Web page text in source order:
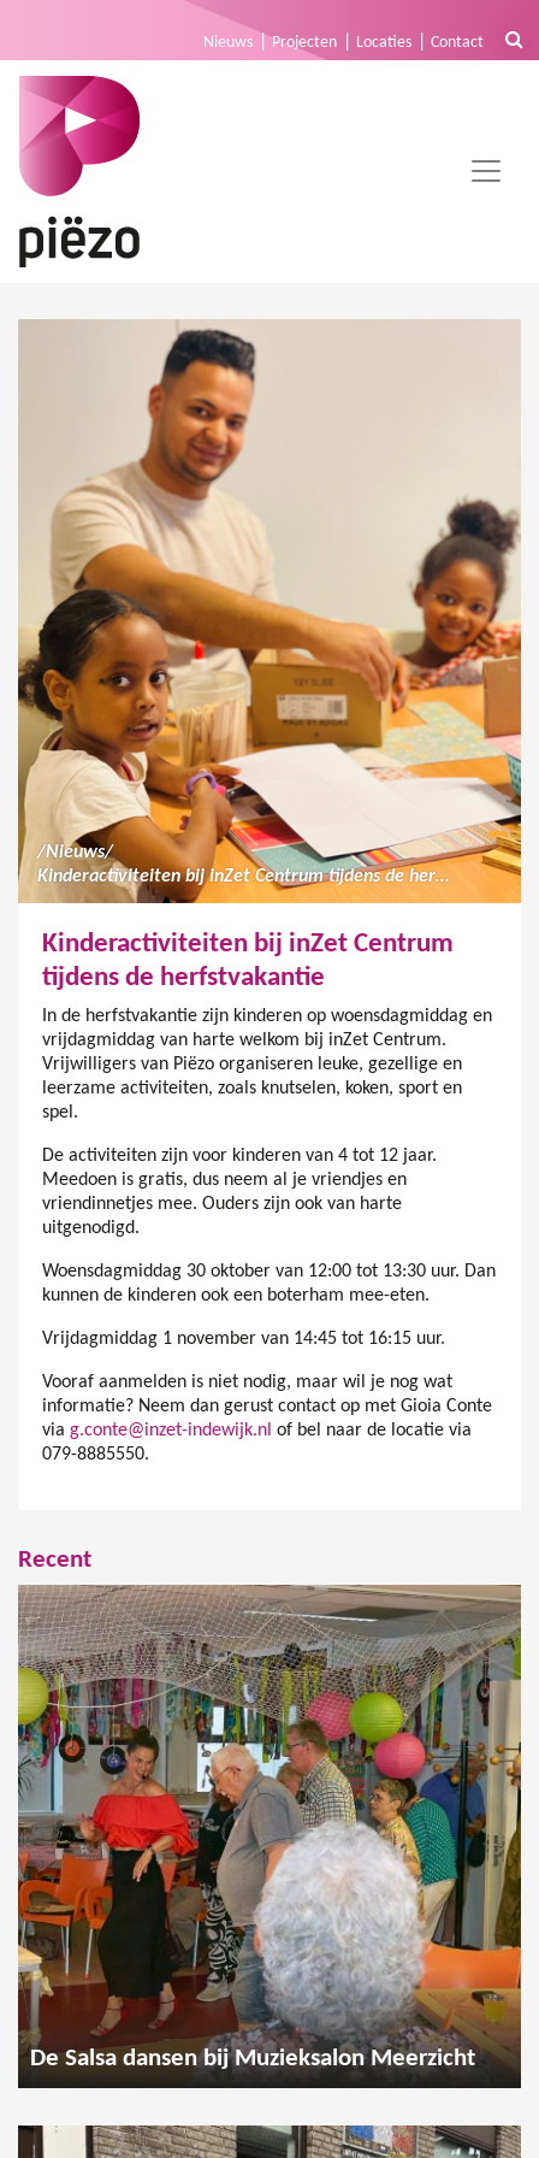
Nieuws Projecten Locaties Contact
/Nieuws/
Kinderactiviteiten bij inZet Centrum tijdens de herfstvakantie
Kinderactiviteiten bij inZet Centrum
tijdens de herfstvakantie
In de herfstvakantie zijn kinderen op woensdagmiddag en
vrijdagmiddag van harte welkom bij inZet Centrum.
Vrijwilligers van Piëzo organiseren leuke, gezellige en
leerzame activiteiten, zoals knutselen, koken, sport en
spel.
De activiteiten zijn voor kinderen van 4 tot 12 jaar.
Meedoen is gratis, dus neem al je vriendjes en
vriendinnetjes mee. Ouders zijn ook van harte
uitgenodigd.
Woensdagmiddag 30 oktober van 12:00 tot 13:30 uur. Dan
kunnen de kinderen ook een boterham mee-eten.
Vrijdagmiddag 1 november van 14:45 tot 16:15 uur.
Vooraf aanmelden is niet nodig, maar wil je nog wat
informatie? Neem dan gerust contact op met Gioia Conte
via g.conte@inzet-indewijk.nl of bel naar de locatie via
079-8885550.
Recent
De Salsa dansen bij Muzieksalon Meerzicht